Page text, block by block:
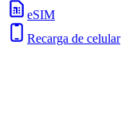
eSIM
Recarga de celular